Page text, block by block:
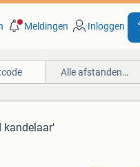
Meldingen Inloggen
Alle afstanden…
kandelaar'